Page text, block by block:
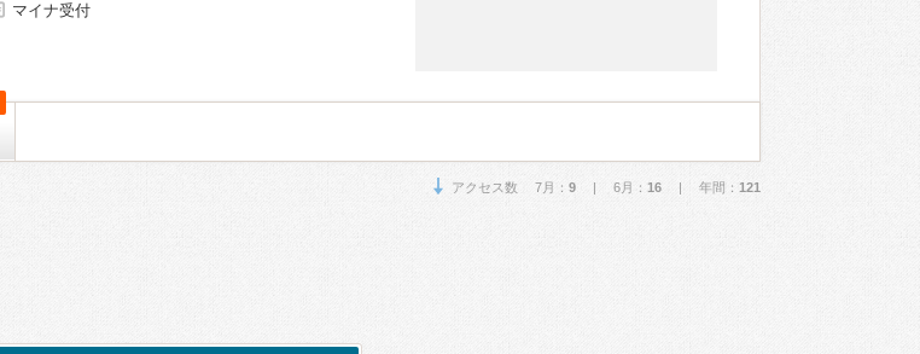
マイナ受付
アクセス数 7月： 9 | 6月： 16 | 年間： 121